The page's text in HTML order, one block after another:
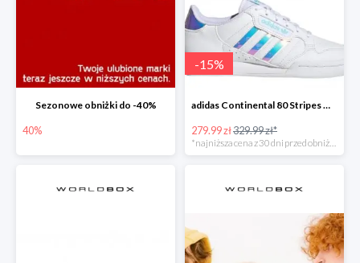
Sezonowe obniżki do -40%
40%
-15%
adidas Continental 80 Stripes Młodzieżowe Białe
279.99 zł329.99 zł*
*najniższa cena z 30 dni przed obniżką